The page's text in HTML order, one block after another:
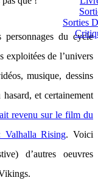
Sorties
du cycle
de l’univers
musique, dessins
et certainement
revenu sur le film du
Valhalla Rising. Voici
d’autres oeuvres